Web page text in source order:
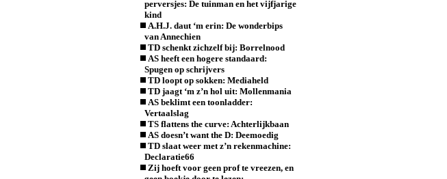
perversjes: De tuinman en het vijfjarige
kind
A.H.J. daut ‘m erin: De wonderbips
van Annechien
TD schenkt zichzelf bij: Borrelnood
AS heeft een hogere standaard:
Spugen op schrijvers
TD loopt op sokken: Mediaheld
TD jaagt ‘m z’n hol uit: Mollenmania
AS beklimt een toonladder:
Vertaalslag
TS flattens the curve: Achterlijkbaan
AS doesn’t want the D: Deemoedig
TD slaat weer met z’n rekenmachine:
Declaratie66
Zij hoeft voor geen prof te vreezen, en